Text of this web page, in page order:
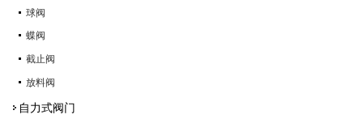
球阀
蝶阀
截止阀
放料阀
自力式阀门